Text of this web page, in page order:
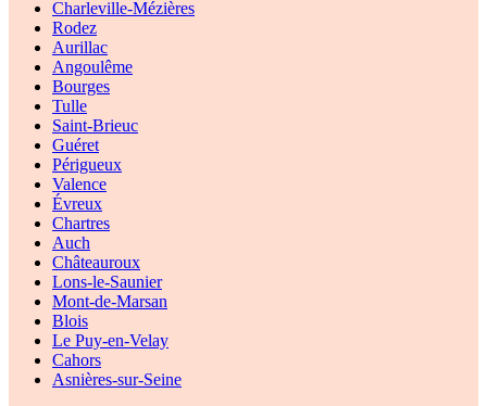
Charleville-Mézières
Rodez
Aurillac
Angoulême
Bourges
Tulle
Saint-Brieuc
Guéret
Périgueux
Valence
Évreux
Chartres
Auch
Châteauroux
Lons-le-Saunier
Mont-de-Marsan
Blois
Le Puy-en-Velay
Cahors
Asnières-sur-Seine